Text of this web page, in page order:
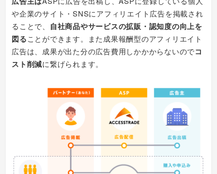
や企業のサイト・SNSにアフィリエイト広告を掲載され
ることで、
自社商品やサービスの拡販・認知度の向上を
図ることができます。また成果報酬型のアフィリエイト
広告は、成果が出た分の広告費用しかかからないのでコ
スト削減に繋げられます。